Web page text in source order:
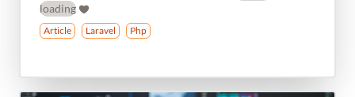
loading
Article Laravel Php